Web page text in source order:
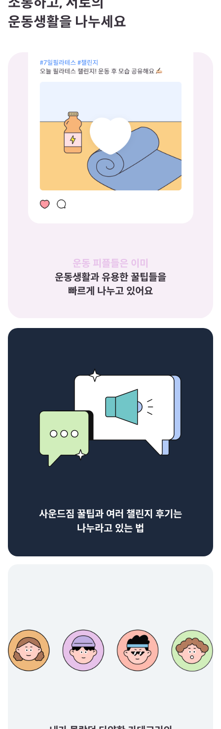
운동생활을 나누세요
운동 피플들은 이미
운동생활과 유용한 꿀팁들을
빠르게 나누고 있어요
사운드짐 꿀팁과 여러 챌린지 후기는
나누라고 있는 법